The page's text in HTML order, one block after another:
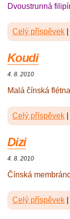
Dvoustrunná
Celý příspěvek
Koudi
4. 8. 2010
Malá čínská
Celý příspěvek
Dizi
4. 8. 2010
Čínská
Celý příspěvek